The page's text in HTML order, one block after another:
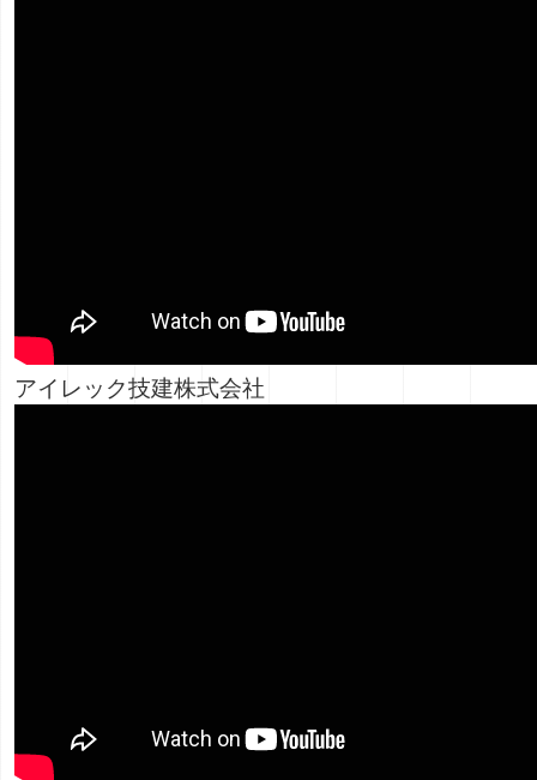
アイレック技建株式会社